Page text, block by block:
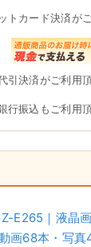
トカード決済が
引決済がご利用
行振込もご利用
E265｜液晶
画68本・写